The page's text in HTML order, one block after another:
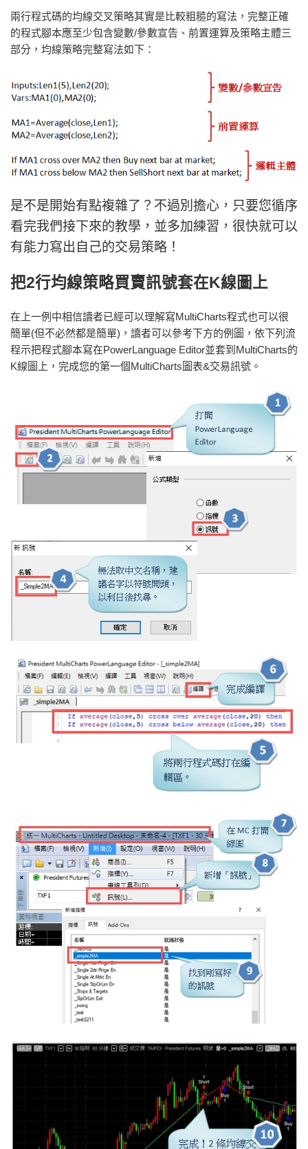
兩行程式碼的均線交叉策略其實是比較粗糙的寫法，完整正確
的程式腳本應至少包含變數/參數宣告、前置運算及策略主體三
部分，均線策略完整寫法如下：
是不是開始有點複雜了？不過別擔心，只要您循序
看完我們接下來的教學，並多加練習，很快就可以
有能力寫出自己的交易策略！
把2行均線策略買賣訊號套在K線圖上
在上一例中相信讀者已經可以理解寫MultiCharts程式也可以很
簡單(但不必然都是簡單)，讀者可以參考下方的例圖，依下列流
程示把程式腳本寫在PowerLanguage Editor並套到MultiCharts的
K線圖上，完成您的第一個MultiCharts圖表&交易訊號。